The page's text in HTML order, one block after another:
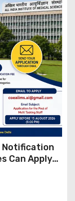
Notification
Can Apply